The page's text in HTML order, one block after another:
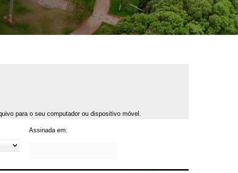
para o seu computador ou dispositivo móvel.
Assinada em: